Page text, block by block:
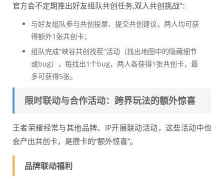
官方会不定期推出好友组队共创任务,双人共创挑战”：
与好友组队参与共创投票、提交共创建议，两人均可获
得额外1张共创卡；
组队完成“峡谷共创找茬”活动（找出地图中的隐藏细节
或bug），每找出1个bug，两人各获得1张共创卡，最
多可获得5张。
限时联动与合作活动：跨界玩法的额外惊喜
王者荣耀经常与其他品牌、IP开展联动活动，这些活动中也
会产出共创卡，是攒卡的“额外惊喜”。
品牌联动福利